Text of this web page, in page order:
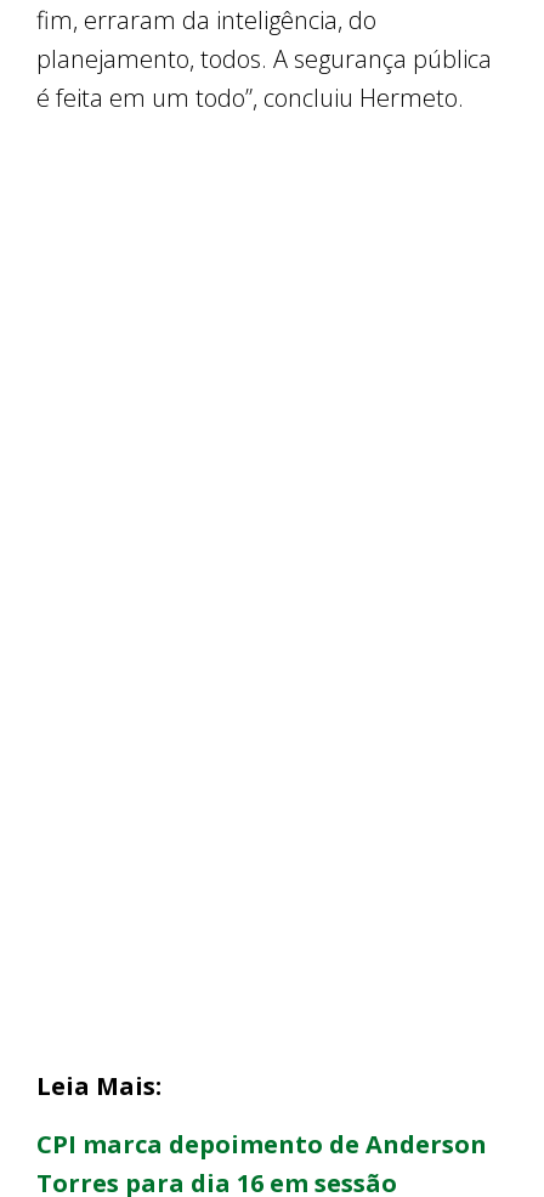
fim, erraram da inteligência, do
planejamento, todos. A segurança pública
é feita em um todo”, concluiu Hermeto.
Leia Mais:
CPI marca depoimento de Anderson
Torres para dia 16 em sessão